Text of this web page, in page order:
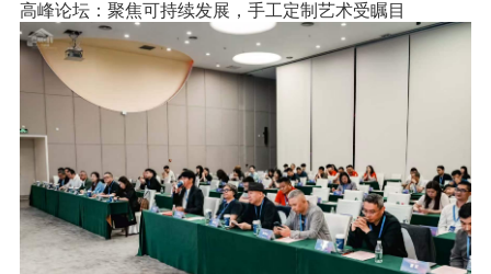
高峰论坛：聚焦可持续发展，手工定制艺术受瞩目